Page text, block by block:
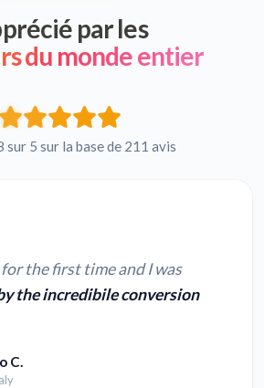
par les
du monde entier
sur 5 sur la base de 211 avis
the first time and I was
the incredibile conversion
C.